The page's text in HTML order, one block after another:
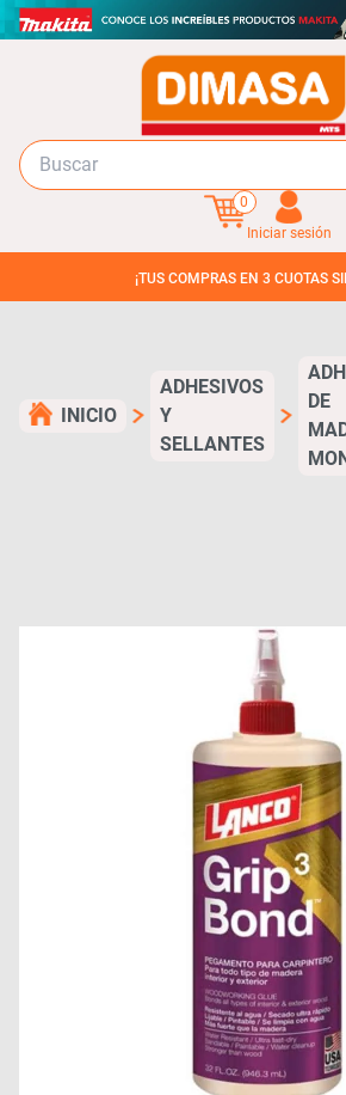
0
Iniciar sesión
¡TUS COMPRAS EN 3 CUOTAS SIN
INICIO
ADHESIVOS
Y
SELLANTES
DE